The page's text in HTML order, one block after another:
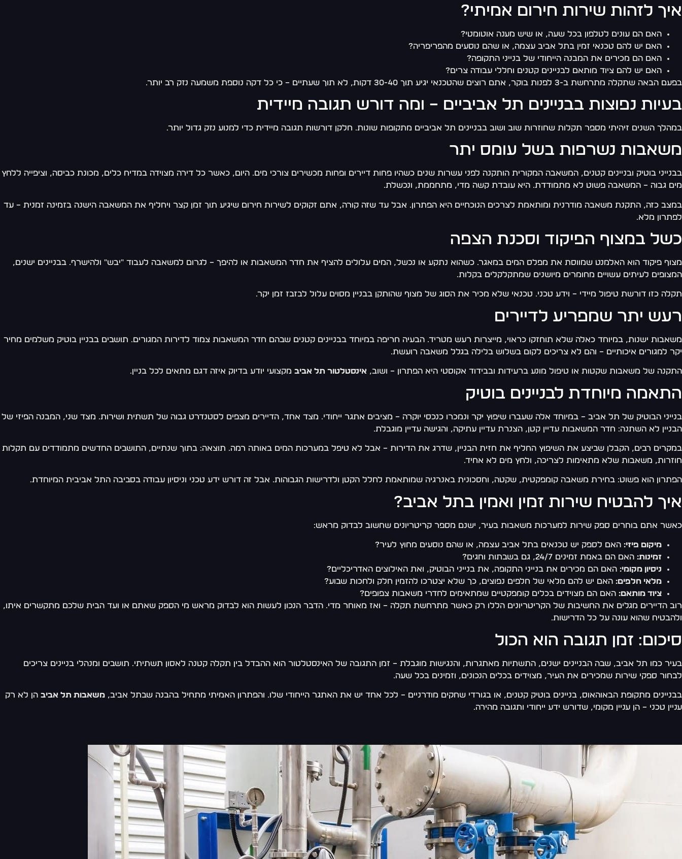
איך לזהות שירות חירום אמיתי?
האם הם עונים לטלפון בכל שעה, או שיש מענה אוטומטי?
האם יש להם טכנאי זמין בתל אביב עצמה, או שהם נוסעים מהפריפריה?
האם הם מכירים את המבנה הייחודי של בנייני התקופה?
האם יש להם ציוד מותאם לבניינים קטנים וחללי עבודה צרים?
בפעם הבאה שתקלה מתרחשת ב-3 לפנות בוקר, אתם רוצים שהטכנאי יגיע תוך 30-40 דקות, לא תוך שעתיים – כי כל דקה נוספת משמעה נזק רב יותר.
בעיות נפוצות בבניינים תל אביביים – ומה דורש תגובה מיידית
במהלך השנים זיהיתי מספר תקלות שחוזרות שוב ושוב בבניינים תל אביביים מתקופות שונות. חלקן דורשות תגובה מיידית כדי למנוע נזק גדול יותר.
משאבות נשרפות בשל עומס יתר
בבנייני בוטיק ובניינים קטנים, המשאבה המקורית הותקנה לפני עשרות שנים כשהיו פחות דיירים ופחות מכשירים צורכי מים. היום, כאשר כל דירה מצוידה במדיח כלים, מכונת כביסה, וציפייה ללחץ
מים גבוה – המשאבה פשוט לא מתמודדת. היא עובדת קשה מדי, מתחממת, ונכשלת.
במצב כזה, התקנת משאבה מודרנית ומותאמת לצרכים הנוכחיים היא הפתרון. אבל עד שזה קורה, אתם זקוקים לשירות חירום שיגיע תוך זמן קצר ויחליף את המשאבה הישנה בזמינה זמנית – עד
לפתרון מלא.
כשל במצוף הפיקוד וסכנת הצפה
מצוף פיקוד הוא האלמנט שמווסת את מפלס המים במאגר. כשהוא נתקע או נכשל, המים עלולים להציף את חדר המשאבות או להיפך – לגרום למשאבה לעבוד "יבש" ולהישרף. בבניינים ישנים,
המצופים לעיתים עשויים מחומרים מיושנים שמתקלקלים בקלות.
תקלה כזו דורשת טיפול מיידי – וידע טכני. טכנאי שלא מכיר את הסוג של מצוף שהותקן בבניין מסוים עלול לבזבז זמן יקר.
רעש יתר שמפריע לדיירים
משאבות ישנות, במיוחד כאלה שלא תוחזקו כראוי, מייצרות רעש מטריד. הבעיה חריפה במיוחד בבניינים קטנים שבהם חדר המשאבות צמוד לדירות המגורים. תושבים בבניין בוטיק משלמים מחיר
יקר למגורים איכותיים – והם לא צריכים לקום בשלוש בלילה בגלל משאבה רועשת.
התקנה של משאבות שקטות או טיפול מונע ברעידות ובבידוד אקוסטי היא הפתרון – ושוב, אינסטלטור תל אביב מקצועי יודע בדיוק איזה דגם מתאים לכל בניין.
התאמה מיוחדת לבניינים בוטיק
בנייני הבוטיק של תל אביב – במיוחד אלה שעברו שיפוץ יקר ונמכרו כנכסי יוקרה – מציבים אתגר ייחודי. מצד אחד, הדיירים מצפים לסטנדרט גבוה של תשתית ושירות. מצד שני, המבנה הפיזי של
הבניין לא השתנה: חדר המשאבות עדיין קטן, הצנרת עדיין עתיקה, והגישה עדיין מוגבלת.
במקרים רבים, הקבלן שביצע את השיפוץ החליף את חזית הבניין, שדרג את הדירות – אבל לא טיפל במערכות המים באותה רמה. תוצאה: בתוך שנתיים, התושבים החדשים מתמודדים עם תקלות
חוזרות, משאבות שלא מתאימות לצריכה, ולחץ מים לא אחיד.
הפתרון הוא פשוט: בחירת משאבה קומפקטית, שקטה, וחסכונית באנרגיה שמותאמת לחלל הקטן ולדרישות הגבוהות. אבל זה דורש ידע טכני וניסיון עבודה בסביבה התל אביבית המיוחדת.
איך להבטיח שירות זמין ואמין בתל אביב?
כאשר אתם בוחרים ספק שירות למערכות משאבות בעיר, ישנם מספר קריטריונים שחשוב לבדוק מראש:
מיקום פיזי: האם לספק יש טכנאים בתל אביב עצמה, או שהם נוסעים מחוץ לעיר?
זמינות: האם הם באמת זמינים 24/7, גם בשבתות וחגים?
ניסיון מקומי: האם הם מכירים את בנייני התקופה, את בנייני הבוטיק, ואת האילוצים האדריכליים?
מלאי חלפים: האם יש להם מלאי של חלפים נפוצים, כך שלא יצטרכו להזמין חלק ולחכות שבוע?
ציוד מותאם: האם הם מצוידים בכלים קומפקטיים שמתאימים לחדרי משאבות צפופים?
רוב הדיירים מגלים את החשיבות של הקריטריונים הללו רק כאשר מתרחשת תקלה – ואז מאוחר מדי. הדבר הנכון לעשות הוא לבדוק מראש מי הספק שאתם או ועד הבית שלכם מתקשרים איתו,
ולהבטיח שהוא עונה על כל הדרישות.
סיכום: זמן תגובה הוא הכול
בעיר כמו תל אביב, שבה הבניינים ישנים, התשתיות מאתגרות, והנגישות מוגבלת – זמן התגובה של האינסטלטור הוא ההבדל בין תקלה קטנה לאסון תשתיתי. תושבים ומנהלי בניינים צריכים
לבחור ספקי שירות שמכירים את העיר, מצוידים בכלים הנכונים, וזמינים בכל שעה.
בבניינים מתקופת הבאוהאוס, בניינים בוטיק קטנים, או בגורדי שחקים מודרניים – לכל אחד יש את האתגר הייחודי שלו. והפתרון האמיתי מתחיל בהבנה שבתל אביב, משאבות תל אביב הן לא רק
עניין טכני – הן עניין מקומי, שדורש ידע ייחודי ותגובה מהירה.